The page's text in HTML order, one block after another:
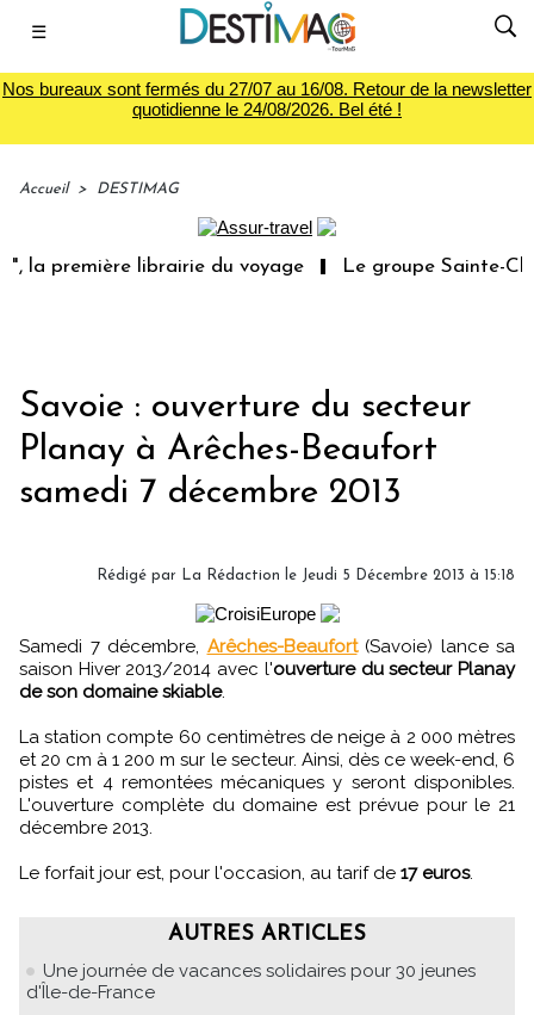
☰
Nos bureaux sont fermés du 27/07 au 16/08. Retour de la newsletter
quotidienne le 24/08/2026. Bel été !
Accueil > DESTIMAG
la première librairie du voyage Le groupe Sainte-
Savoie : ouverture du secteur
Planay à Arêches-Beaufort
samedi 7 décembre 2013
Rédigé par La Rédaction le Jeudi 5 Décembre 2013 à 15:18
Samedi 7 décembre, Arêches-Beaufort(Savoie) lance sa
saison Hiver 2013/2014 avec l'ouverture du secteur Planay
de son domaine skiable.
La station compte 60 centimètres de neige à 2 000 mètres
et 20 cm à 1 200 m sur le secteur. Ainsi, dès ce week-end, 6
pistes et 4 remontées mécaniques y seront disponibles.
L'ouverture complète du domaine est prévue pour le 21
décembre 2013.
Le forfait jour est, pour l'occasion, au tarif de 17 euros.
AUTRES ARTICLES
Une journée de vacances solidaires pour 30 jeunes
d'Île-de-France